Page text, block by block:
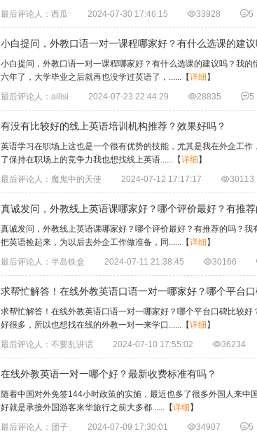
最后评论人：西瓜
2024-07-30 17:46:15 33928 5
小白提问，外教口语一对一课程哪家好？有什么选课的建议
小白提问，外教口语一对一课程哪家好？有什么选课的建议吗？我
六年了，大学毕业之后就再也没学过英语了，...... 【详细 】
最后评论人：ailisi
2024-07-23 22:44:29 28835 5
有没有比较好的线上英语培训机构推荐？效果好吗？
英语学习在职场上这也是一个很有优势的技能，尤其是我在外企工
了保持在职场上的竞争力我也想找线上英语...... 【详细 】
最后评论人：魔鬼中的天使
2024-07-12 17:17:17 30113
真诚发问，外教线上英语课哪家好？哪个评价最好？有推荐
真诚发问，外教线上英语课哪家好？哪个评价最好？有推荐的吗？
把英语捡起来，为以后去外企工作做准备，同...... 【详细 】
最后评论人：半岛铁盒
2024-07-11 21:38:45 30166
求帮忙解答！在线外教英语口语一对一哪家好？哪个平台口
求帮忙解答！在线外教英语口语一对一哪家好？哪个平台口碑比较
好很多，所以也想找在线的外教一对一来学口...... 【详细 】
最后评论人：不要乱讲话
2024-07-10 17:55:02 36234
在线外教英语一对一哪个好？最新收费标准有吗？
随着中国对外免签144小时政策的实施，最近也多了很多外国人来中
好就是承接外国游客来华旅行之前大多都...... 【详细 】
最后评论人：团子
2024-07-09 17:30:01 34907 5